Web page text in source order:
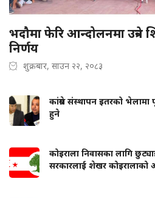
भदौमा फेरि आन्दोलनमा उत्रने
निर्णय
शुक्रबार, साउन २२, २०८३
कांग्रेस संस्थापन इतरको
हुने
कोइराला निवासका लागि
सरकारलाई शेखर कोइरालाको